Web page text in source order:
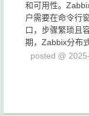
和可用性。
户需要在命令行
口，步骤繁琐且
期，Zabbix分布
posted @